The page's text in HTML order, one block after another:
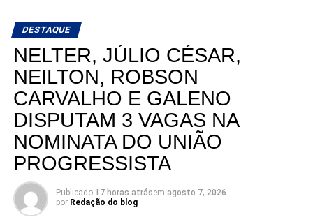
DESTAQUE
NELTER, JÚLIO CÉSAR,
NEILTON, ROBSON
CARVALHO E GALENO
DISPUTAM 3 VAGAS NA
NOMINATA DO UNIÃO
PROGRESSISTA
Publicado 17 horas atrásem agosto 7, 2026
por Redação do blog